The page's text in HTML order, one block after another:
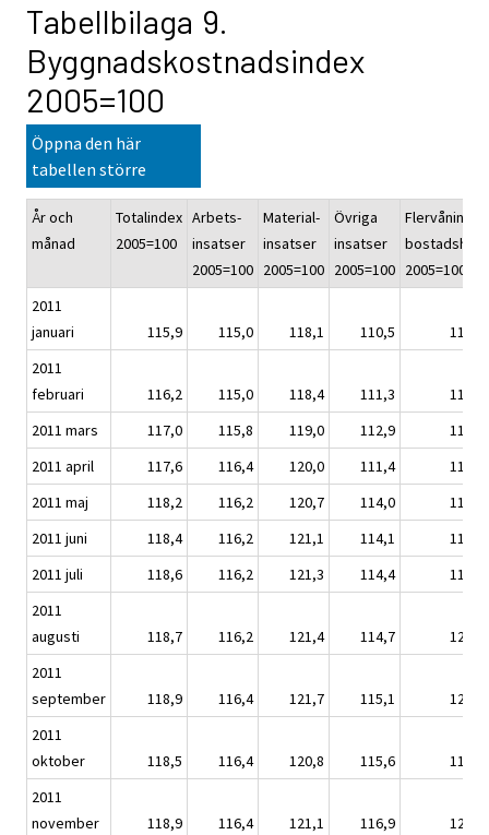
Tabellbilaga 9.
Byggnadskostnadsindex
2005=100
Öppna den här
tabellen större
År och
månad
Totalindex
2005=100
Arbets-
insatser
2005=100
Material-
insatser
2005=100
Övriga
insatser
2005=100
Flervånings-
bostadshus
2005=100
2011
januari
115,9 115,0 118,1 110,5
117,2
2011
februari
116,2 115,0 118,4 111,3
117,6
2011 mars
117,0 115,8 119,0 112,9
118,3
2011 april
117,6 116,4 120,0 111,4
119,0
2011 maj
118,2 116,2 120,7 114,0
119,7
2011 juni
118,4 116,2 121,1 114,1
119,8
2011 juli
118,6 116,2 121,3 114,4
119,9
2011
augusti
118,7 116,2 121,4 114,7
120,0
2011
september
118,9 116,4 121,7 115,1
120,2
2011
oktober
118,5 116,4 120,8 115,6
119,8
2011
november
118,9 116,4 121,1 116,9
120,1